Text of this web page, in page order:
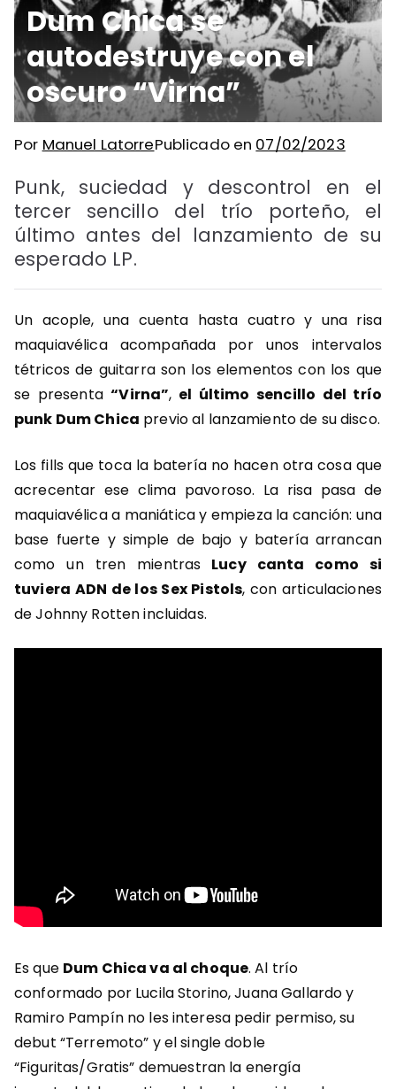
Dum Chica se
autodestruye con el
oscuro “Virna”
Por Manuel LatorrePublicado en 07/02/2023
Punk, suciedad y descontrol en el
tercer sencillo del trío porteño, el
último antes del lanzamiento de su
esperado LP.
Un acople, una cuenta hasta cuatro y una risa
maquiavélica acompañada por unos intervalos
tétricos de guitarra son los elementos con los que
se presenta“Virna”, el último sencillo del trío
punk Dum Chica previo al lanzamiento de su disco.
Los fills que toca la batería no hacen otra cosa que
acrecentar ese clima pavoroso. La risa pasa de
maquiavélica a maniática y empieza la canción: una
base fuerte y simple de bajo y batería arrancan
como un tren mientras Lucy canta como si
tuviera ADN de los Sex Pistols, con articulaciones
de Johnny Rotten incluidas.
Es que Dum Chica va al choque. Al trío
conformado por Lucila Storino, Juana Gallardo y
Ramiro Pampín no les interesa pedir permiso, su
debut “Terremoto” y el single doble
“Figuritas/Gratis” demuestran la energía